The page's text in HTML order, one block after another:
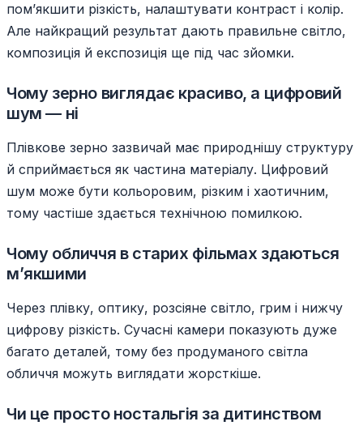
пом’якшити різкість, налаштувати контраст і колір.
Але найкращий результат дають правильне світло,
композиція й експозиція ще під час зйомки.
Чому зерно виглядає красиво, а цифровий
шум — ні
Плівкове зерно зазвичай має природнішу структуру
й сприймається як частина матеріалу. Цифровий
шум може бути кольоровим, різким і хаотичним,
тому частіше здається технічною помилкою.
Чому обличчя в старих фільмах здаються
м’якшими
Через плівку, оптику, розсіяне світло, грим і нижчу
цифрову різкість. Сучасні камери показують дуже
багато деталей, тому без продуманого світла
обличчя можуть виглядати жорсткіше.
Чи це просто ностальгія за дитинством